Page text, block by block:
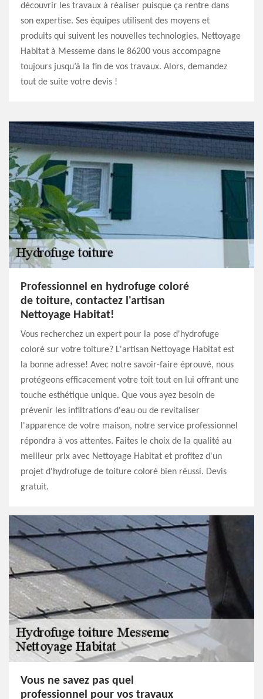
découvrir les travaux à réaliser puisque ça rentre dans
son expertise. Ses équipes utilisent des moyens et
produits qui suivent les nouvelles technologies. Nettoyage
Habitat à Messeme dans le 86200 vous accompagne
toujours jusqu’à la fin de vos travaux. Alors, demandez
tout de suite votre devis !
Professionnel en hydrofuge coloré
de toiture, contactez l'artisan
Nettoyage Habitat!
Vous recherchez un expert pour la pose d'hydrofuge
coloré sur votre toiture? L'artisan Nettoyage Habitat est
la bonne adresse! Avec notre savoir-faire éprouvé, nous
protégeons efficacement votre toit tout en lui offrant une
touche esthétique unique. Que vous ayez besoin de
prévenir les infiltrations d'eau ou de revitaliser
l'apparence de votre maison, notre service professionnel
répondra à vos attentes. Faites le choix de la qualité au
meilleur prix avec Nettoyage Habitat et profitez d'un
projet d'hydrofuge de toiture coloré bien réussi. Devis
gratuit.
Vous ne savez pas quel
professionnel pour vos travaux